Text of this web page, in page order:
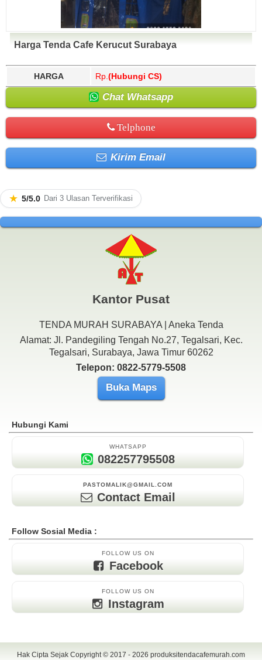
Harga Tenda Cafe Kerucut Surabaya
HARGA Rp. (Hubungi CS)
Chat Whatsapp
Telphone
Kirim Email
★ 5/5.0 Dari 3 Ulasan Terverifikasi
Kantor Pusat
TENDA MURAH SURABAYA | Aneka Tenda
Alamat: Jl. Pandegiling Tengah No.27, Tegalsari, Kec.
Tegalsari, Surabaya, Jawa Timur 60262
Telepon: 0822-5779-5508
Buka Maps
Hubungi Kami
WHATSAPP
082257795508
PASTOMALIK@GMAIL.COM
Contact Email
Follow Sosial Media :
FOLLOW US ON
Facebook
FOLLOW US ON
Instagram
Hak Cipta Sejak Copyright © 2017 - 2026 produksitendacafemurah.com